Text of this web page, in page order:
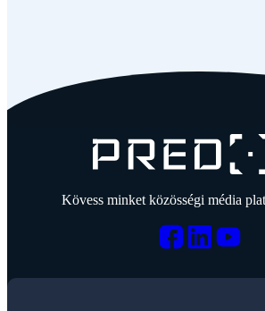
Kövess minket közösségi média